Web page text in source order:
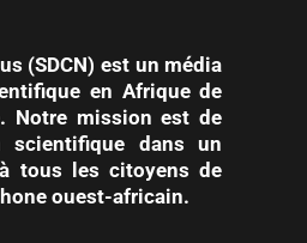
(SDCN) est un média
en Afrique de
Notre mission est de
scientifique dans un
tous les citoyens de
ouest-africain.